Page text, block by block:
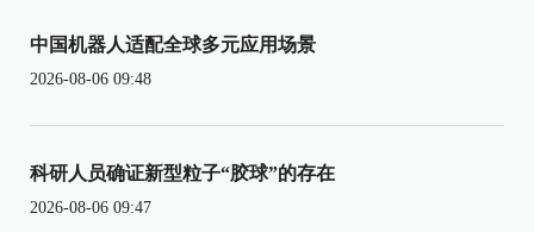
中国机器人适配全球多元应用场景
2026-08-06 09:48
科研人员确证新型粒子“胶球”的存在
2026-08-06 09:47